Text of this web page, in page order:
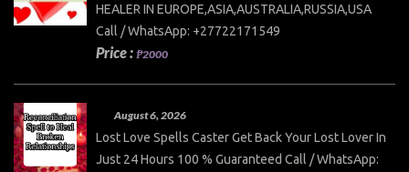
HEALER IN EUROPE,ASIA,AUSTRALIA,RUSSIA,USA
Call / WhatsApp: +27722171549
Price : ₱2000
August 6, 2026
Lost Love Spells Caster Get Back Your Lost Lover In
Just 24 Hours 100 % Guaranteed Call / WhatsApp: